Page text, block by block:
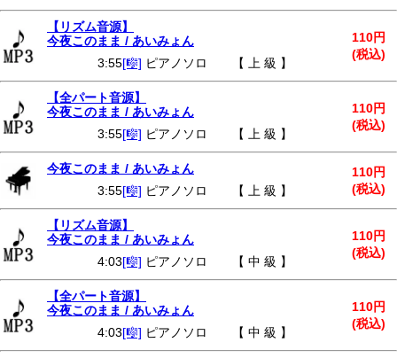
【リズム音源】
今夜このまま / あいみょん
110円
(税込)
3:55[🎼] ピアノソロ 【 上 級 】
【全パート音源】
今夜このまま / あいみょん
110円
(税込)
3:55[🎼] ピアノソロ 【 上 級 】
今夜このまま / あいみょん
110円
(税込)
3:55[🎼] ピアノソロ 【 上 級 】
【リズム音源】
今夜このまま / あいみょん
110円
(税込)
4:03[🎼] ピアノソロ 【 中 級 】
【全パート音源】
今夜このまま / あいみょん
110円
(税込)
4:03[🎼] ピアノソロ 【 中 級 】